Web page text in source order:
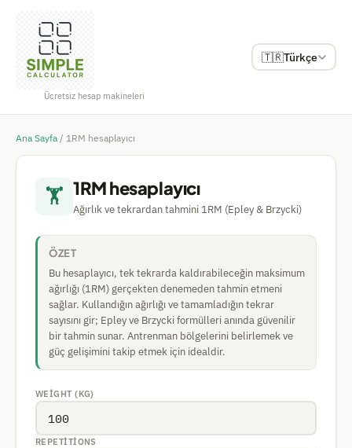
Ücretsiz hesap makineleri
🇹🇷Türkçe
Ana Sayfa / 1RM hesaplayıcı
🏋 1RM hesaplayıcı
Ağırlık ve tekrardan tahmini 1RM (Epley & Brzycki)
ÖZET
Bu hesaplayıcı, tek tekrarda kaldırabileceğin maksimum
ağırlığı (1RM) gerçekten denemeden tahmin etmeni
sağlar. Kullandığın ağırlığı ve tamamladığın tekrar
sayısını gir; Epley ve Brzycki formülleri anında güvenilir
bir tahmin sunar. Antrenman bölgelerini belirlemek ve
güç gelişimini takip etmek için idealdir.
WEIGHT (KG)
REPETITIONS